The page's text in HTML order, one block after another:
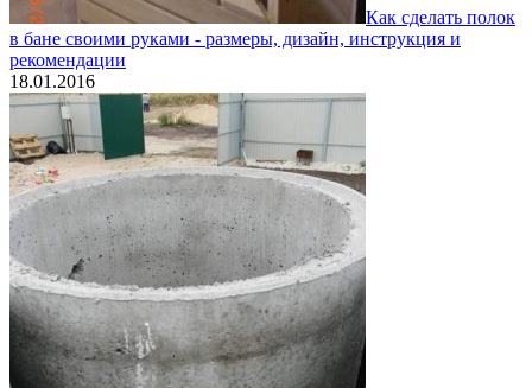
Как сделать полок
в бане своими руками - размеры, дизайн, инструкция и
рекомендации
18.01.2016